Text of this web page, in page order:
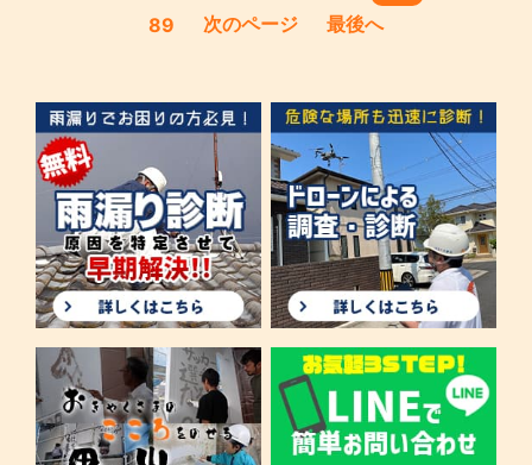
89
次のページ 最後へ